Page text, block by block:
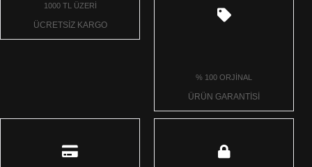
1000 TL ÜZERİ
ÜCRETSİZ KARGO
% 100 ORJİNAL
ÜRÜN GARANTİSİ